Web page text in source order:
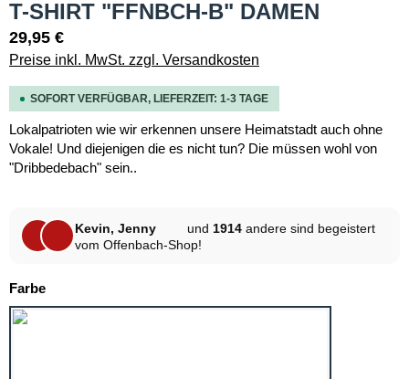
T-SHIRT "FFNBCH-B" DAMEN
29,95 €
Preise inkl. MwSt. zzgl. Versandkosten
SOFORT VERFÜGBAR, LIEFERZEIT: 1-3 TAGE
Lokalpatrioten wie wir erkennen unsere Heimatstadt auch ohne
Vokale! Und diejenigen die es nicht tun? Die müssen wohl von
"Dribbedebach" sein..
Kevin, Jenny und 1914 andere sind begeistert
vom Offenbach-Shop!
Farbeauswählen